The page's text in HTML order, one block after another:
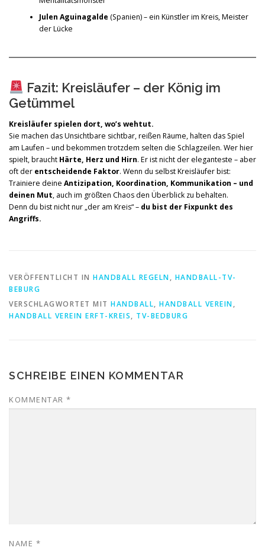
Julen Aguinagalde (Spanien) – ein Künstler im Kreis, Meister
der Lücke
Fazit: Kreisläufer – der König im
Getümmel
Kreisläufer spielen dort, wo’s wehtut.
Sie machen das Unsichtbare sichtbar, reißen Räume, halten das Spiel
am Laufen – und bekommen trotzdem selten die Schlagzeilen. Wer hier
spielt, braucht Härte, Herz und Hirn. Er ist nicht der eleganteste – aber
oft der entscheidende Faktor. Wenn du selbst Kreisläufer bist:
Trainiere deine Antizipation, Koordination, Kommunikation – und
deinen Mut, auch im größten Chaos den Überblick zu behalten.
Denn du bist nicht nur „der am Kreis“ – du bist der Fixpunkt des
Angriffs.
VERÖFFENTLICHT IN HANDBALL REGELN, HANDBALL-TV-
BEBURG
VERSCHLAGWORTET MIT HANDBALL, HANDBALL VEREIN,
HANDBALL VEREIN ERFT-KREIS, TV-BEDBURG
SCHREIBE EINEN KOMMENTAR
KOMMENTAR *
NAME *